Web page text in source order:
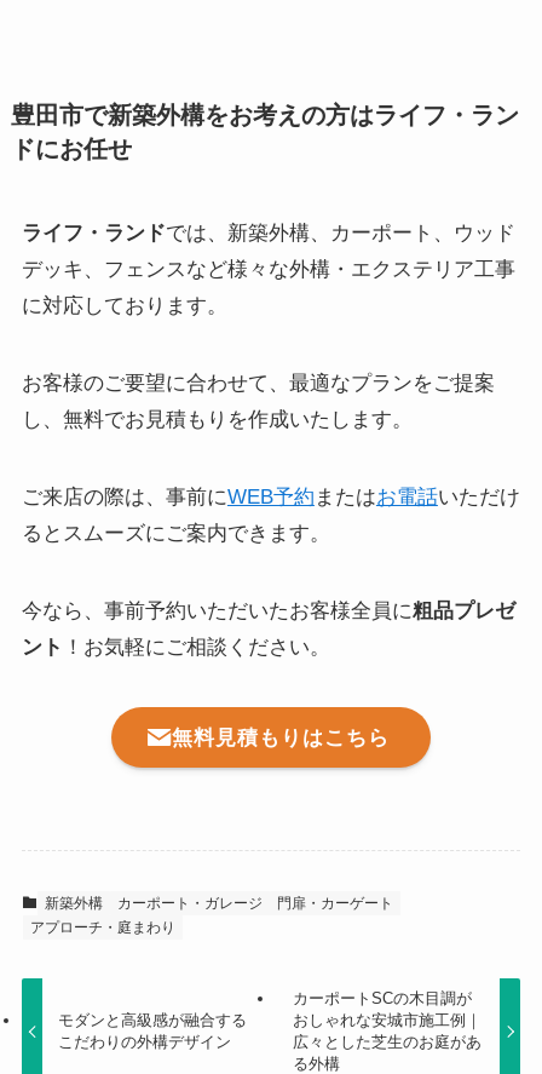
豊田市で新築外構をお考えの方はライフ・ラン
ドにお任せ
ライフ・ランドでは、新築外構、カーポート、ウッド
デッキ、フェンスなど様々な外構・エクステリア工事
に対応しております。
お客様のご要望に合わせて、最適なプランをご提案
し、無料でお見積もりを作成いたします。
ご来店の際は、事前にWEB予約 またはお電話いただけ
るとスムーズにご案内できます。
今なら、事前予約いただいたお客様全員に粗品プレゼ
ント ！お気軽にご相談ください。
無料見積もりはこちら
新築外構 カーポート・ガレージ
門扉・カーゲート
アプローチ・庭まわり
モダンと高級感が融合する
こだわりの外構デザイン
カーポートSCの木目調が
おしゃれな安城市施工例｜
広々とした芝生のお庭があ
る外構